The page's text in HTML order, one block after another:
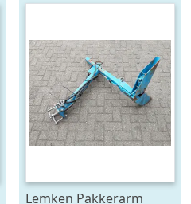
Lemken Pakkerarm